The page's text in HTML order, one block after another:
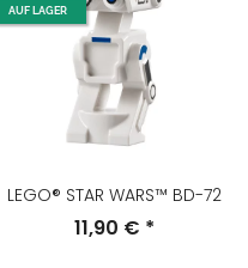
AUF LAGER
LEGO® STAR WARS™ BD-72
11,90 € *